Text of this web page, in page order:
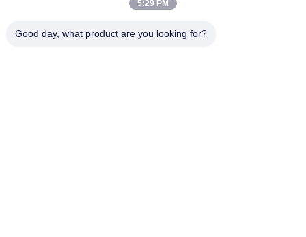
5:29 PM
Good day, what product are you looking for?